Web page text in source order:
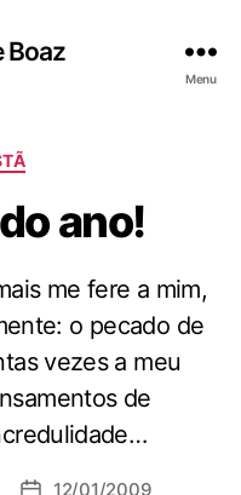
Boaz
Menu
ano!
me fere a mim,
o pecado de
vezes a meu
de
D 12/01/2009